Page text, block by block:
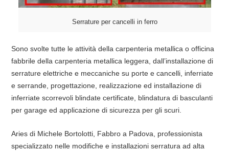
Serrature per cancelli in ferro
Sono svolte tutte le attività della carpenteria metallica o officina
fabbrile della carpenteria metallica leggera, dall’installazione di
serrature elettriche e meccaniche su porte e cancelli, inferriate
e serrande, progettazione, realizzazione ed installazione di
inferriate scorrevoli blindate certificate, blindatura di basculanti
per garage ed applicazione di sicurezza per gli scuri.
Aries di Michele Bortolotti, Fabbro a Padova, professionista
specializzato nelle modifiche e installazioni serratura ad alta